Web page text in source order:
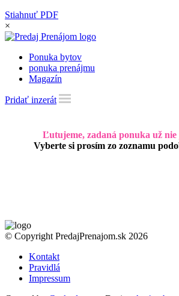
Stiahnuť PDF
×
Ponuka bytov
ponuka prenájmu
Magazín
Pridať inzerát
Ľutujeme, zadaná ponuka už
Vyberte si prosím zo zoznamu
© Copyright PredajPrenajom.sk 2026
Kontakt
Pravidlá
Impressum